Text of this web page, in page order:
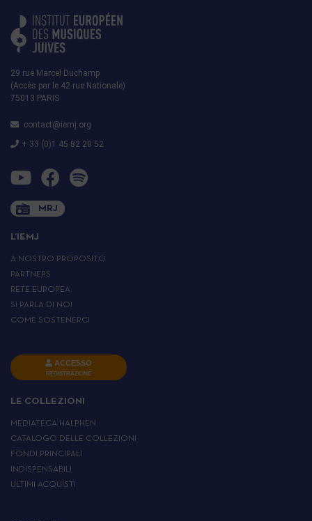
29 rue Marcel Duchamp
(Accès par le 42 rue Nationale)
75013 PARIS
contact@iemj.org
+ 33 (0)1 45 82 20 52
MRJ
L’IEMJ
A NOSTRO PROPOSITO
PARTNERS
RETE EUROPEA
SI PARLA DI NOI
COME SOSTENERCI
ACCESSO
REGISTRAZIONE
LE COLLEZIONI
MEDIATECA HALPHEN
CATALOGO DELLE COLLEZIONI
FONDI PRINCIPALI
INDISPENSABILI
ULTIMI ACQUISTI